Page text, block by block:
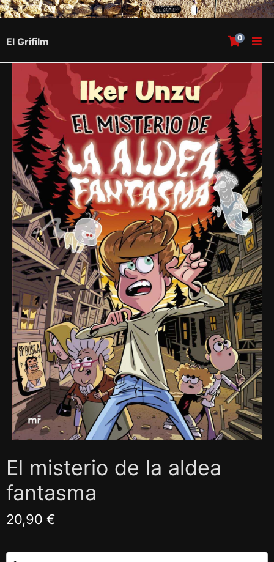
El Grifilm 0
El misterio de la aldea
fantasma
20,90 €